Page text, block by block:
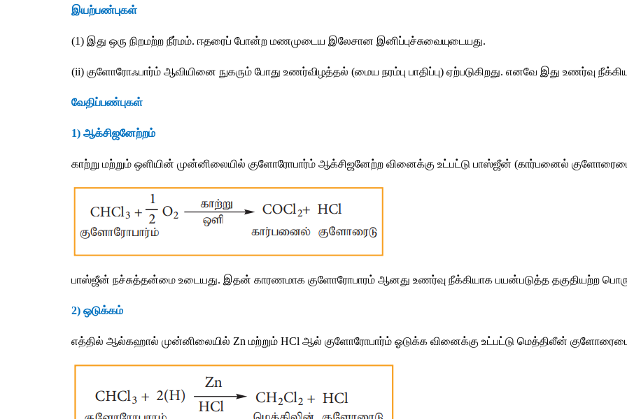
இயற்பண்புகள்
(1) இது ஒரு நிறமற்ற நீர்மம். ஈதரைப் போன்ற மணமுடைய இலேசான இனிப்புச்சுவையுடையது.
(ii) குளோரோஃபார்ம் ஆவியினை நுகரும் போது உணர்விழத்தல் (மைய நரம்பு பாதிப்பு) ஏற்படுகிறது. எனவே இது உணர்வு
வேதிப்பண்புகள்
1) ஆக்சிஜனேற்றம்
காற்று மற்றும் ஒளியின் முன்னிலையில் குளோரோபார்ம் ஆக்சிஜனேற்ற வினைக்கு உட்பட்டு பாஸ்ஜீன் (கார்பனைல்
பாஸ்ஜீன் நச்சுத்தன்மை உடையது. இதன் காரணமாக குளோரோபாரம் ஆனது உணர்வு நீக்கியாக பயன்படுத்த தகுதியற்ற
2) ஒடுக்கம்
எத்தில் ஆல்கஹால் முன்னிலையில் Zn மற்றும் HCl ஆல் குளோரோபார்ம் ஓடுக்க வினைக்கு உட்பட்டு மெத்திலீன் குளோரைடை